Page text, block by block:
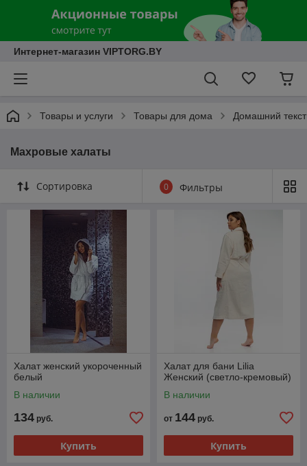
Интернет-магазин VIPTORG.BY
Товары и услуги Товары для дома Домашний
Махровые халаты
Сортировка 0 Фильтры
Халат женский укороченный
белый
В наличии
134 руб.
Купить
Халат для бани Lilia
Женский (светло-кремовый)
В наличии
от 144 руб.
Купить